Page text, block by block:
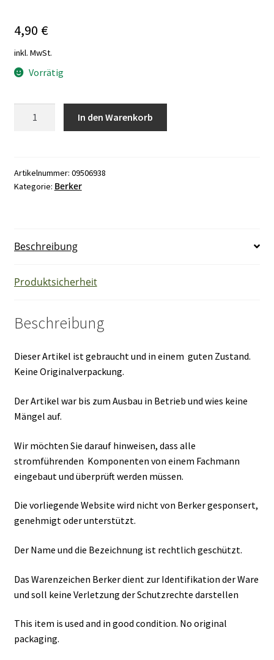
4,90 €
inkl. MwSt.
Vorrätig
Zentralstück
schwarz
In den Warenkorb
Artikelnummer: 09506938
Kategorie: Berker
Beschreibung
Produktsicherheit
Beschreibung
Dieser Artikel ist gebraucht und in einem guten Zustand.
Keine Originalverpackung.
Der Artikel war bis zum Ausbau in Betrieb und wies keine
Mängel auf.
Wir möchten Sie darauf hinweisen, dass alle
stromführenden Komponenten von einem Fachmann
eingebaut und überprüft werden müssen.
Die vorliegende Website wird nicht von Berker gesponsert,
genehmigt oder unterstützt.
Der Name und die Bezeichnung ist rechtlich geschützt.
Das Warenzeichen Berker dient zur Identifikation der Ware
und soll keine Verletzung der Schutzrechte darstellen
This item is used and in good condition. No original
packaging.